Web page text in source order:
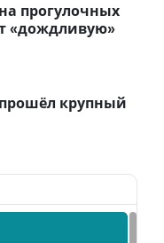
прогулочных
«дождливую»
крупный